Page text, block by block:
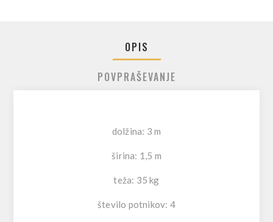
OPIS
POVPRAŠEVANJE
dolžina: 3 m
širina: 1,5 m
teža: 35 kg
število potnikov: 4